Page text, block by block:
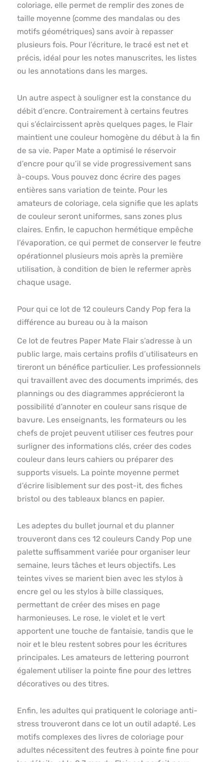
coloriage, elle permet de remplir des zones de
taille moyenne (comme des mandalas ou des
motifs géométriques) sans avoir à repasser
plusieurs fois. Pour l’écriture, le tracé est net et
précis, idéal pour les notes manuscrites, les listes
ou les annotations dans les marges.
Un autre aspect à souligner est la constance du
débit d’encre. Contrairement à certains feutres
qui s’éclaircissent après quelques pages, le Flair
maintient une couleur homogène du début à la fin
de sa vie. Paper Mate a optimisé le réservoir
d’encre pour qu’il se vide progressivement sans
à-coups. Vous pouvez donc écrire des pages
entières sans variation de teinte. Pour les
amateurs de coloriage, cela signifie que les aplats
de couleur seront uniformes, sans zones plus
claires. Enfin, le capuchon hermétique empêche
l’évaporation, ce qui permet de conserver le feutre
opérationnel plusieurs mois après la première
utilisation, à condition de bien le refermer après
chaque usage.
Pour qui ce lot de 12 couleurs Candy Pop fera la
différence au bureau ou à la maison
Ce lot de feutres Paper Mate Flair s’adresse à un
public large, mais certains profils d’utilisateurs en
tireront un bénéfice particulier. Les professionnels
qui travaillent avec des documents imprimés, des
plannings ou des diagrammes apprécieront la
possibilité d’annoter en couleur sans risque de
bavure. Les enseignants, les formateurs ou les
chefs de projet peuvent utiliser ces feutres pour
surligner des informations clés, créer des codes
couleur dans leurs cahiers ou préparer des
supports visuels. La pointe moyenne permet
d’écrire lisiblement sur des post-it, des fiches
bristol ou des tableaux blancs en papier.
Les adeptes du bullet journal et du planner
trouveront dans ces 12 couleurs Candy Pop une
palette suffisamment variée pour organiser leur
semaine, leurs tâches et leurs objectifs. Les
teintes vives se marient bien avec les stylos à
encre gel ou les stylos à bille classiques,
permettant de créer des mises en page
harmonieuses. Le rose, le violet et le vert
apportent une touche de fantaisie, tandis que le
noir et le bleu restent sobres pour les écritures
principales. Les amateurs de lettering pourront
également utiliser la pointe fine pour des lettres
décoratives ou des titres.
Enfin, les adultes qui pratiquent le coloriage anti-
stress trouveront dans ce lot un outil adapté. Les
motifs complexes des livres de coloriage pour
adultes nécessitent des feutres à pointe fine pour